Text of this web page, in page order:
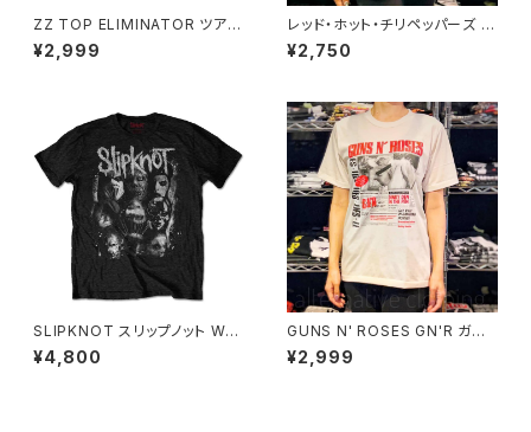
ZZ TOP ELIMINATOR ツアー
Ｔシャツ メンズ レディース 半袖
チャコール グレー bny ZZ-03
¥2,999
レッド・ホット・チリペッパーズ レ
ッチリ RHCP Red Hot Chili P
eppers Ｔシャツ brw rhcp-1
¥2,750
SLIPKNOT スリップノット WA
NYK WHITE SPLATTER ロッ
クT バンドT Tシャツ 黒 ブラッ
¥4,800
GUNS N' ROSES GN'R ガン
ズ・アンド・ローゼズ ライズ Lie
s exclusive the shocking t
¥2,999